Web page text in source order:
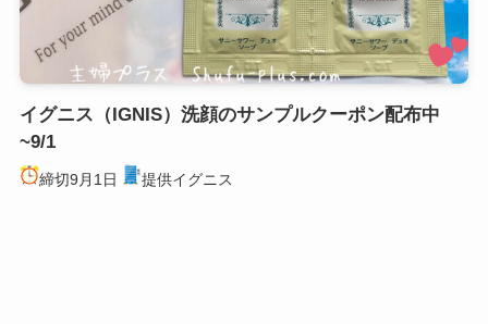
イグニス（IGNIS）洗顔のサンプルクーポン配布中
~9/1
締切9月1日 提供イグニス